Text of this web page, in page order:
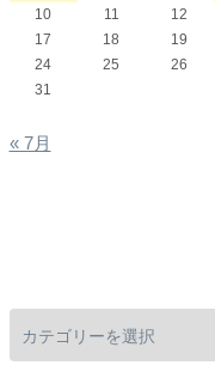
10
11 12
17
18 19
24
25 26
31
« 7月